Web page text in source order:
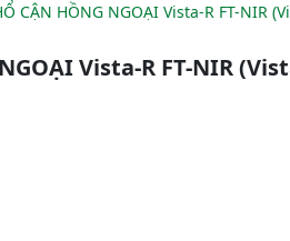
CẬN HỒNG NGOẠI Vista-R FT-NIR
Vista-R FT-NIR